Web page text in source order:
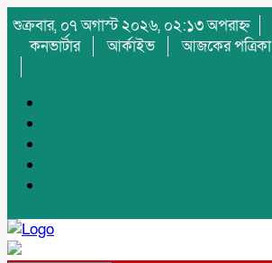
শুক্রবার, ০৭ অগাস্ট ২০২৬, ০২:১৩ অপরাহ্ন
কনভার্টার
আর্কাইভ আজকের পত্রিকা